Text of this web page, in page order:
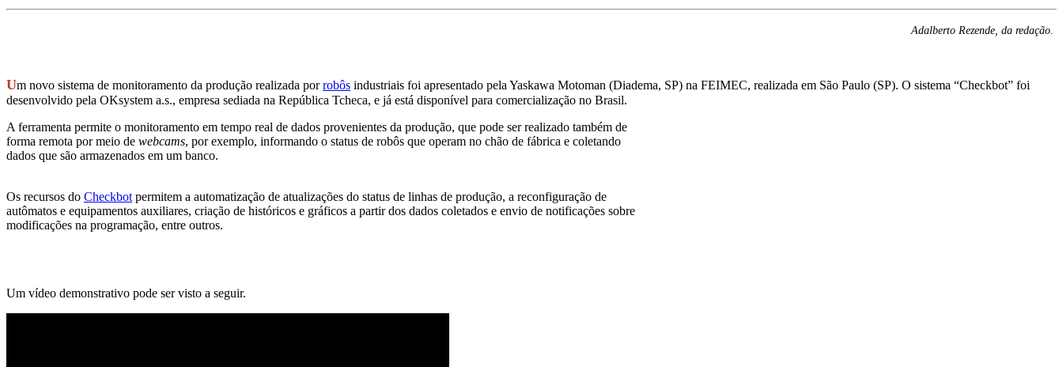
Adalberto Rezende, da redação.
Um novo sistema de monitoramento da produção realizada porrobôs industriais foi apresentado pela Yaskawa Motoman (Diadema, SP) na FEIMEC, realizada em São Paulo (SP). O sistema “Checkbot” foi
desenvolvido pela OKsystem a.s., empresa sediada na República Tcheca, e já está disponível para comercialização no Brasil.
A ferramenta permite o monitoramento em tempo real de dados provenientes da produção, que pode ser realizado também de
forma remota por meio de webcams, por exemplo, informando o status de robôs que operam no chão de fábrica e coletando
dados que são armazenados em um banco.
Os recursos do Checkbotpermitem a automatização de atualizações do status de linhas de produção, a reconfiguração de
autômatos e equipamentos auxiliares, criação de históricos e gráficos a partir dos dados coletados e envio de notificações sobre
modificações na programação, entre outros.
Um vídeo demonstrativo pode ser visto a seguir.